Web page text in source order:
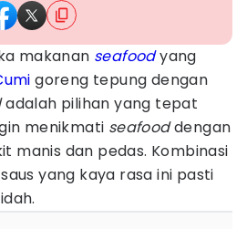
makanan seafoodyang
goreng tepung dengan
adalah pilihan yang tepat
menikmati seafooddengan
manis dan pedas. Kombinasi
yang kaya rasa ini pasti